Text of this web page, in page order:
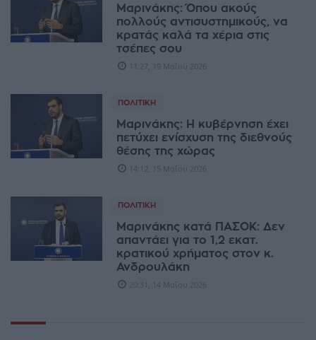
Μαρινάκης: Όπου ακούς
πολλούς αντισυστημικούς, να
κρατάς καλά τα χέρια στις
τσέπες σου
11:27, 19 Μαΐου 2026
ΠΟΛΙΤΙΚΉ
Μαρινάκης: Η κυβέρνηση έχει
πετύχει ενίσχυση της διεθνούς
θέσης της χώρας
14:12, 15 Μαΐου 2026
ΠΟΛΙΤΙΚΉ
Μαρινάκης κατά ΠΑΣΟΚ: Δεν
απαντάει για το 1,2 εκατ.
κρατικού χρήματος στον κ.
Ανδρουλάκη
20:31, 14 Μαΐου 2026